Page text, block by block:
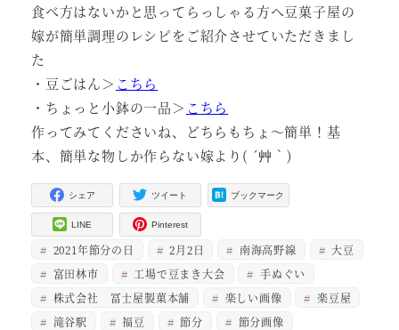
食べ方はないかと思ってらっしゃる方へ豆菓子屋の
嫁が簡単調理のレシピをご紹介させていただきまし
た
・豆ごはん＞ こちら
・ちょっと小鉢の一品＞ こちら
作ってみてくださいね、どちらもちょ～簡単！基
本、簡単な物しか作らない嫁より( ´艸｀)
シェア ツイート ブックマーク
LINE Pinterest
2021年節分の日 2月2日 南海高野線
大豆
富田林市
工場で豆まき大会
手ぬぐい
株式会社 冨士屋製菓本舗
楽しい画像
楽豆屋
滝谷駅
福豆 節分
節分画像